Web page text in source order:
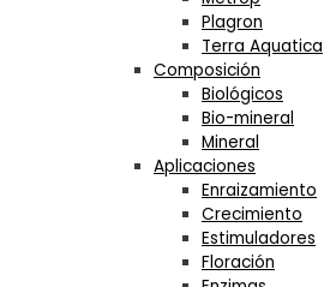
Plagron
Terra Aquatica
Composición
Biológicos
Bio-mineral
Mineral
Aplicaciones
Enraizamiento
Crecimiento
Estimuladores
Floración